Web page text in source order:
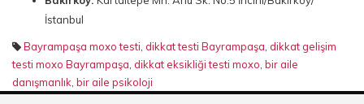
İstanbul
Bayrampaşa moxo testi dikkat testi Bayrampaşa dikkat gelişim
testi moxo Bayrampaşa dikkat eksikliği testi moxo bir aile
danışmanlık bir aile psikoloji